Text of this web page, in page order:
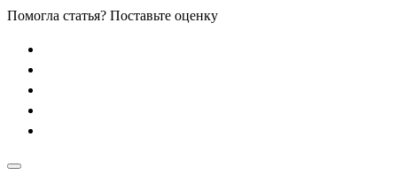
Помогла статья? Поставьте оценку